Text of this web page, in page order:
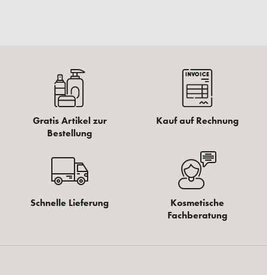
Gratis Artikel zur
Bestellung
Kauf auf Rechnung
Schnelle Lieferung
Kosmetische
Fachberatung